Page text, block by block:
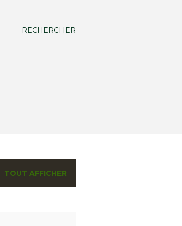
RECHERCHER
TOUT AFFICHER